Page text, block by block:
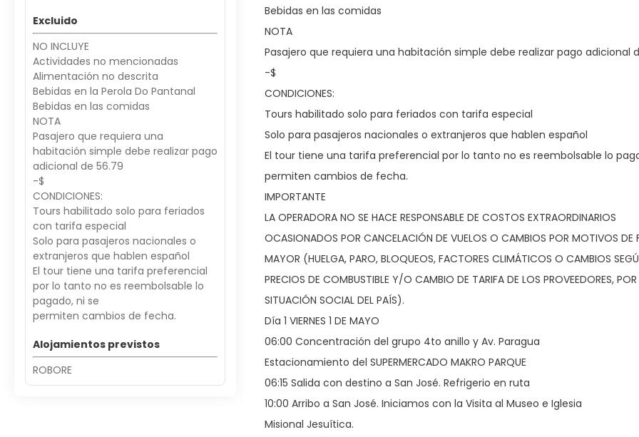
Bebidas en las comidas
NOTA
Pasajero que requiera una habitación simple debe realizar pago adicional
-$
CONDICIONES:
Tours habilitado solo para feriados con tarifa especial
Solo para pasajeros nacionales o extranjeros que hablen español
El tour tiene una tarifa preferencial por lo tanto no es reembolsable lo
permiten cambios de fecha.
IMPORTANTE
LA OPERADORA NO SE HACE RESPONSABLE DE COSTOS EXTRAORDINARIOS
OCASIONADOS POR CANCELACIÓN DE VUELOS O CAMBIOS POR MOTIVOS DE
MAYOR (HUELGA, PARO, BLOQUEOS, FACTORES CLIMÁTICOS O CAMBIOS
PRECIOS DE COMBUSTIBLE Y/O CAMBIO DE TARIFA DE LOS PROVEEDORES, POR
SITUACIÓN SOCIAL DEL PAÍS).
Día 1 VIERNES 1 DE MAYO
06:00 Concentración del grupo 4to anillo y Av. Paragua
Estacionamiento del SUPERMERCADO MAKRO PARQUE
06:15 Salida con destino a San José. Refrigerio en ruta
10:00 Arribo a San José. Iniciamos con la Visita al Museo e Iglesia
Misional Jesuítica.
Excluido
NO INCLUYE
Actividades no mencionadas
Alimentación no descrita
Bebidas en la Perola Do Pantanal
Bebidas en las comidas
NOTA
Pasajero que requiera una
habitación simple debe realizar pago
adicional de 56.79
-$
CONDICIONES:
Tours habilitado solo para feriados
con tarifa especial
Solo para pasajeros nacionales o
extranjeros que hablen español
El tour tiene una tarifa preferencial
por lo tanto no es reembolsable lo
pagado, ni se
permiten cambios de fecha.
Alojamientos previstos
ROBORE